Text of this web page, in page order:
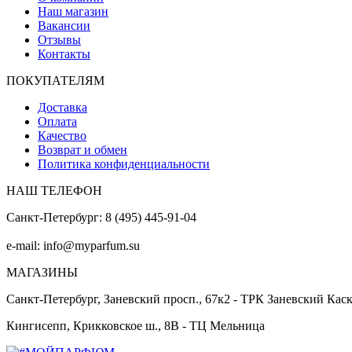
Наш магазин
Вакансии
Отзывы
Контакты
ПОКУПАТЕЛЯМ
Доставка
Оплата
Качество
Возврат и обмен
Политика конфиденциальности
НАШ ТЕЛЕФОН
Санкт-Петербург: 8 (495) 445-91-04
e-mail: info@myparfum.su
МАГАЗИНЫ
Санкт-Петербург, Заневский просп., 67к2 - ТРК Заневский
Кингисепп, Крикковское ш., 8В - ТЦ Мельница